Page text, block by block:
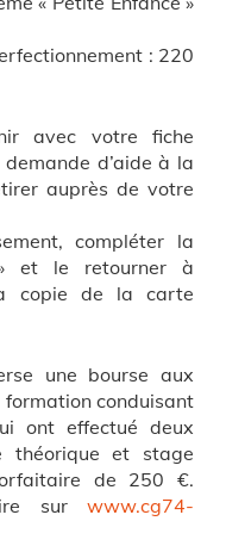
: 220
avec votre fiche
d’aide à la
auprès de votre
compléter la
et le retourner à
copie de la carte
une bourse aux
conduisant
ont effectué deux
théorique et stage
de 250 €.
surwww.cg74-